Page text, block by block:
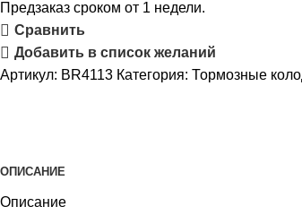
Предзаказ сроком от 1 недели.
Сравнить
Добавить в список желаний
Артикул: BR4113 Категория: Тормозные
ОПИСАНИЕ
Описание